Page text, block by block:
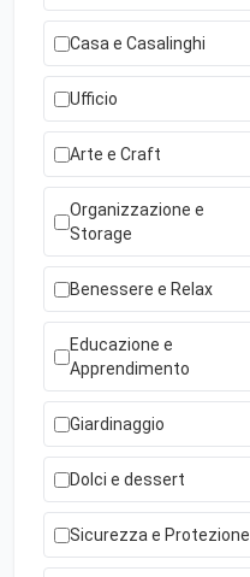
Casa e Casalinghi
Ufficio
Arte e Craft
Organizzazione e
Storage
Benessere e Relax
Educazione e
Apprendimento
Giardinaggio
Dolci e dessert
Sicurezza e Protezione